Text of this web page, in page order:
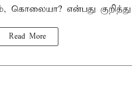
கொலையா? என்பது குறித்து
Read More